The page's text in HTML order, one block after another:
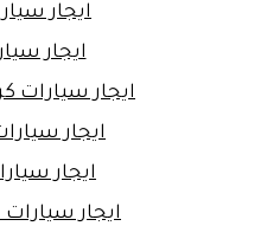
ايجار
ايجار
ايجار سيارات
ايجار
ايجار
ايجار